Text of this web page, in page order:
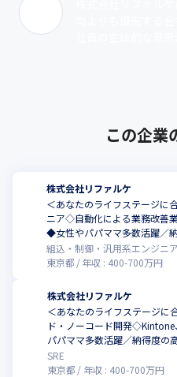
17倍を達成しています（2024年
この企業
株式会社リファルケ
＜あなたのライフステージに
ニア◇自動化による業務改善
◆女性やパパママ多数活躍／
案件営業／年休130日／エンジ
組込・制御・汎用系エンジニア
東京都
年収 : 400-700万円
株式会社リファルケ
＜あなたのライフステージに
ド・ノーコード開発
パパママ多数活躍／納得度の
／年休130日／エンジニア定着
SRE
東京都
年収 : 400-700万円